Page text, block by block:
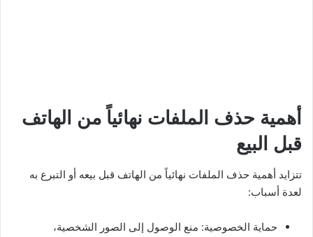
أهمية حذف الملفات نهائياً من الهاتف
قبل البيع
تتزايد أهمية حذف الملفات نهائياً من الهاتف قبل بيعه أو التبرع به
لعدة أسباب:
حماية الخصوصية: منع الوصول إلى الصور الشخصية،